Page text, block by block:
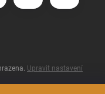
Upravit nastavení